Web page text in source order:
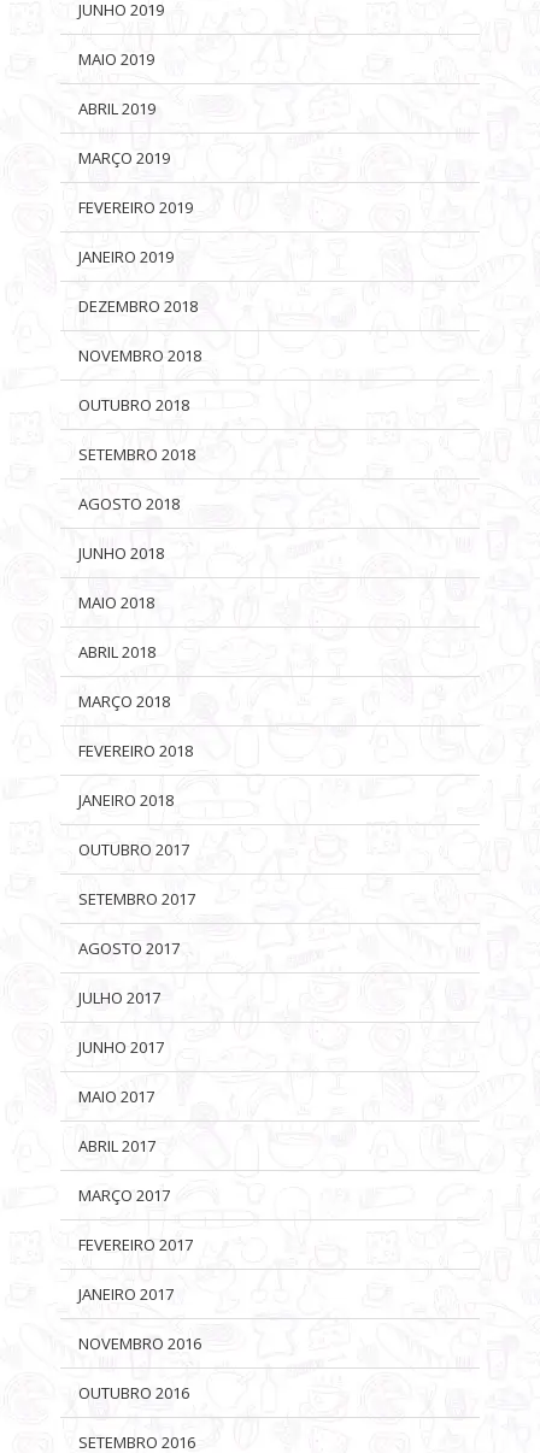
JUNHO 2019
MAIO 2019
ABRIL 2019
MARÇO 2019
FEVEREIRO 2019
JANEIRO 2019
DEZEMBRO 2018
NOVEMBRO 2018
OUTUBRO 2018
SETEMBRO 2018
AGOSTO 2018
JUNHO 2018
MAIO 2018
ABRIL 2018
MARÇO 2018
FEVEREIRO 2018
JANEIRO 2018
OUTUBRO 2017
SETEMBRO 2017
AGOSTO 2017
JULHO 2017
JUNHO 2017
MAIO 2017
ABRIL 2017
MARÇO 2017
FEVEREIRO 2017
JANEIRO 2017
NOVEMBRO 2016
OUTUBRO 2016
SETEMBRO 2016